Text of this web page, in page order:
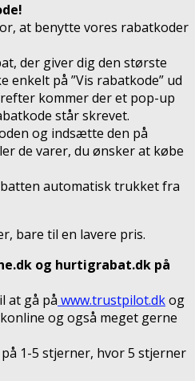
at benytte vores rabatkoder
der giver dig den største
enkelt på ”Vis rabatkode” ud
kommer der et pop-up
står skrevet.
og indsætte den på
de varer, du ønsker at købe
automatisk trukket fra
bare til en lavere pris.
og hurtigrabat.dk på
at gå på www.trustpilot.dkog
og også meget gerne
1-5 stjerner, hvor 5 stjerner